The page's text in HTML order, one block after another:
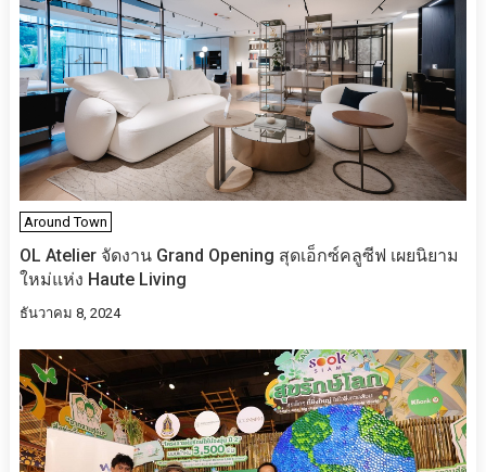
Around Town
OL Atelier จัดงาน Grand Opening สุดเอ็กซ์คลูซีฟ เผยนิยาม
ใหม่แห่ง Haute Living
ธันวาคม 8, 2024